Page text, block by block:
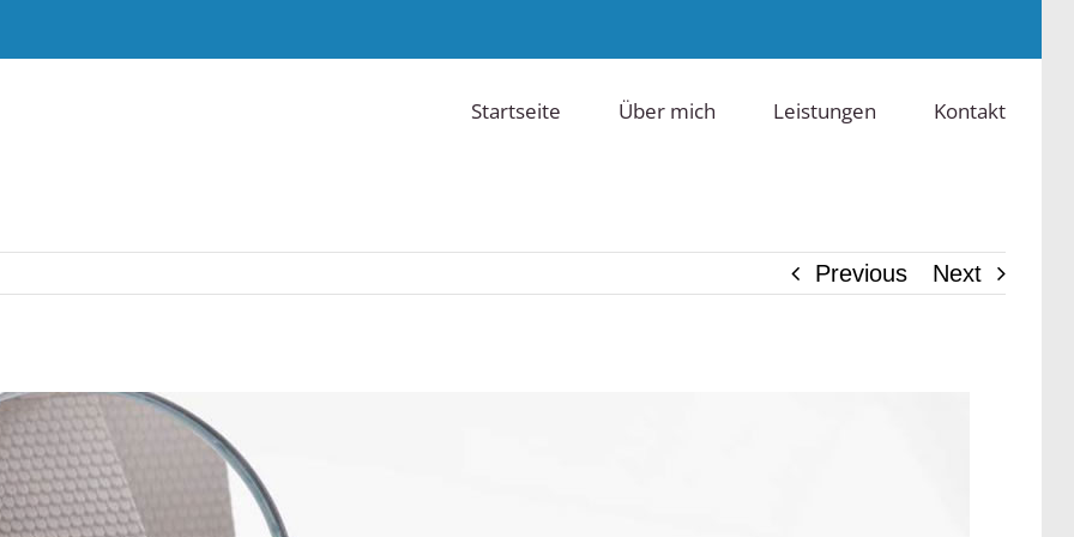
Startseite Über mich Leistungen Kontakt
Previous Next